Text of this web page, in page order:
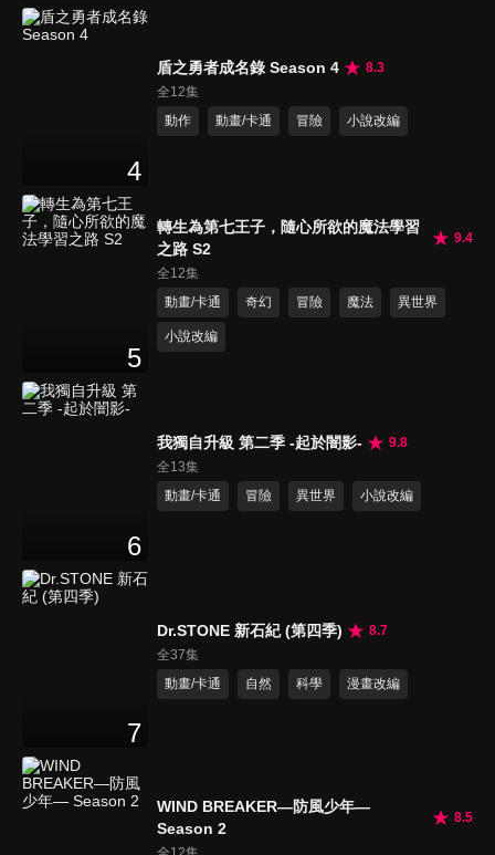
4
盾之勇者成名錄 Season 4
8.3
全12集
動作
動畫/卡通 冒險 小說改編
5
轉生為第七王子，隨心所欲的魔法學習
之路 S2
9.4
全12集
動畫/卡通
奇幻 冒險 魔法 異世界
小說改編
6
我獨自升級 第二季 -起於闇影-
9.8
全13集
動畫/卡通
冒險 異世界 小說改編
7
Dr.STONE 新石紀 (第四季)
8.7
全37集
動畫/卡通
自然 科學 漫畫改編
WIND BREAKER—防風少年—
Season 2
8.5